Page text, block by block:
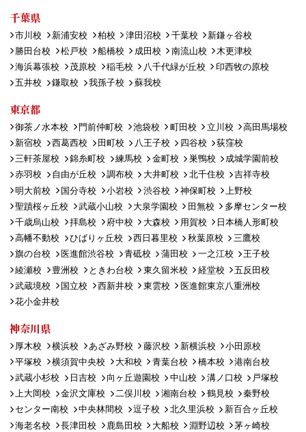
千葉県
市川校 新浦安校 柏校 津田沼校 千葉校
新鎌ヶ谷校
勝田台校
松戸校 船橋校 成田校 南流山校
木更津校
海浜幕張校
茂原校 稲毛校 八千代緑が丘校
印西牧の原校
五井校
鎌取校 我孫子校 蘇我校
東京都
御茶ノ水本校 門前仲町校 池袋校 町田校 立川校
高田馬場校
新宿校
西葛西校 田町校 八王子校 四谷校
荻窪校
三軒茶屋校
錦糸町校 練馬校 金町校 巣鴨校
成城学園前校
赤羽校
自由が丘校 調布校 大井町校 北千住校
吉祥寺校
明大前校
国分寺校 小岩校 渋谷校 神保町校
上野校
聖蹟桜ヶ丘校
武蔵小山校 大泉学園校 田無校
多摩センター校
千歳烏山校
拝島校 府中校 大森校 用賀校
日本橋人形町校
高幡不動校
ひばりヶ丘校 西日暮里校 秋葉原校
三鷹校
旗の台校
医進館渋谷校 青砥校 蒲田校 一之江校
王子校
綾瀬校
豊洲校 ときわ台校 東久留米校 経堂校
五反田校
武蔵境校
国立校 西新井校 東雲校
医進館東京八重洲校
花小金井校
神奈川県
厚木校 横浜校 あざみ野校 藤沢校 新横浜校
小田原校
平塚校
横須賀中央校 大和校 青葉台校 橋本校
港南台校
武蔵小杉校
日吉校 向ヶ丘遊園校 中山校 溝ノ口校
戸塚校
上大岡校
金沢文庫校 二俣川校 湘南台校 鶴見校
秦野校
センター南校
中央林間校 逗子校 北久里浜校
新百合ヶ丘校
海老名校
長津田校 鹿島田校 大船校 淵野辺校 茅ヶ崎校